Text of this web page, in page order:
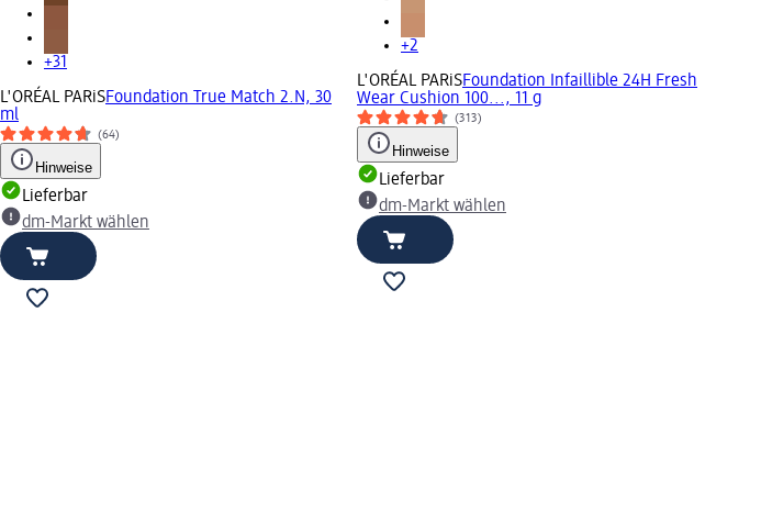
+31
L'ORÉAL PARiSFoundation True Match 2.N, 30
ml
(64)
Hinweise
Lieferbar
dm-Markt wählen
+2
L'ORÉAL PARiSFoundation Infaillible 24H Fresh
Wear Cushion 100..., 11 g
(313)
Hinweise
Lieferbar
dm-Markt wählen